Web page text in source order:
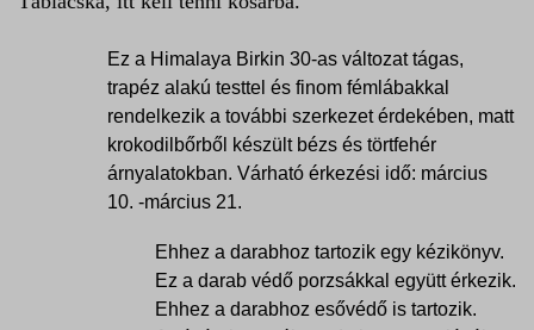
Ez a Himalaya Birkin 30-as változat tágas,
trapéz alakú testtel és finom fémlábakkal
rendelkezik a további szerkezet érdekében, matt
krokodilbőrből készült bézs és törtfehér
árnyalatokban. Várható érkezési idő: március
10. -március 21.
Ehhez a darabhoz tartozik egy kézikönyv.
Ez a darab védő porzsákkal együtt érkezik.
Ehhez a darabhoz esővédő is tartozik.